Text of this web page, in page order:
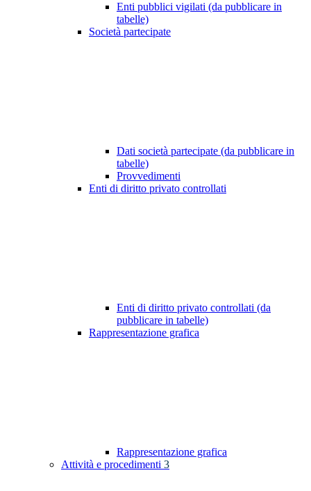
Enti pubblici vigilati (da pubblicare in
tabelle)
Società partecipate
Dati società partecipate (da pubblicare in
tabelle)
Provvedimenti
Enti di diritto privato controllati
Enti di diritto privato controllati (da
pubblicare in tabelle)
Rappresentazione grafica
Rappresentazione grafica
Attività e procedimenti 3